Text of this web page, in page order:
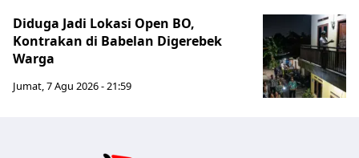
Diduga Jadi Lokasi Open BO,
Kontrakan di Babelan Digerebek
Warga
Jumat, 7 Agu 2026 - 21:59